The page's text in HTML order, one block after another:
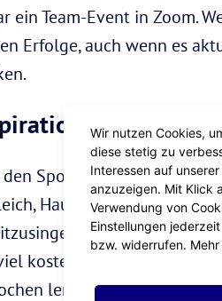
ein Team-Event in Zoom.
Erfolge, auch wenn es
den Spotify Playlists und
Hauptsache, die Beats
Oder shuffle dich
kostenlosen Content,
lernen, basteln,
Wir nutzen Cookies,
diese stetig zu
Interessen auf
anzuzeigen. Mit Klick
Verwendung von
Einstellungen
bzw. widerrufen.